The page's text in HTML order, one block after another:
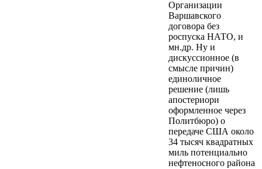
Организации
Варшавского
договора без
роспуска НАТО, и
мн.др. Ну и
дискуссионное (в
смысле причин)
единоличное
решение (лишь
апостериори
оформленное через
Политбюро) о
передаче США около
34 тысяч квадратных
миль потенциально
нефтеносного района